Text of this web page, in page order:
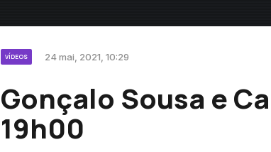
VÍDEOS 24 mai, 2021, 10:29
Gonçalo Sousa e
19h00